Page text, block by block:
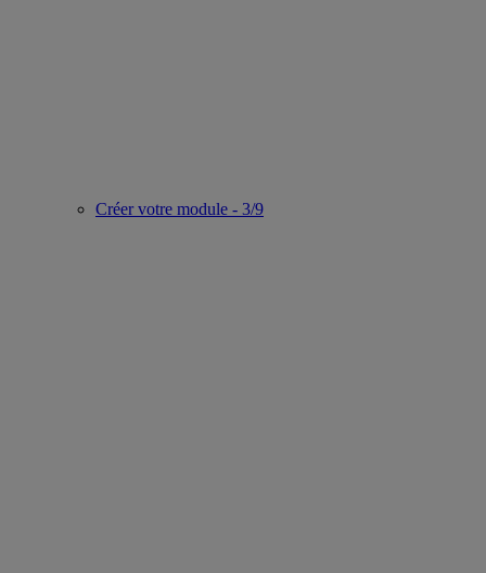
Créer votre module - 3/9